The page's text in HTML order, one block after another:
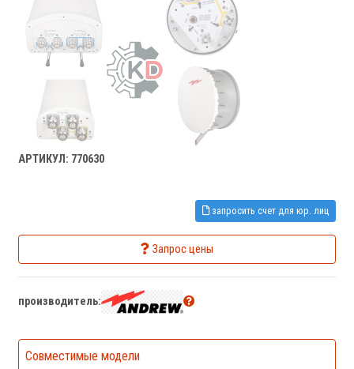
АРТИКУЛ: 770630
запросить счет для юр. лиц
Запрос цены
производитель:
Совместимые модели